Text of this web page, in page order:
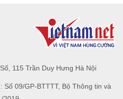
115 Trần Duy Hưng Hà Nội
09/GP-BTTTT, Bộ Thông tin và